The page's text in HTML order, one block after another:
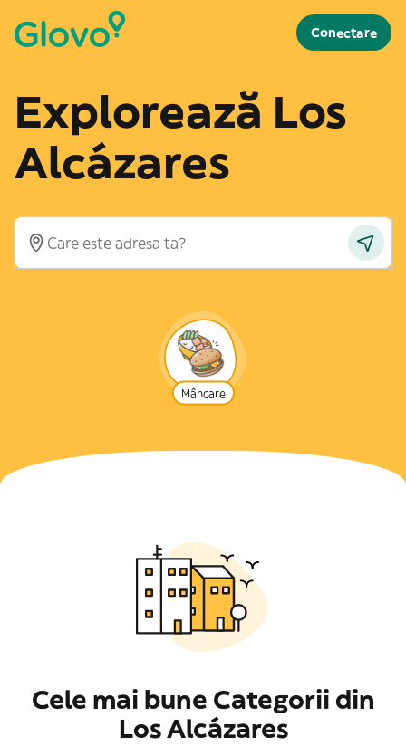
Conectare
Explorează Los
Alcázares
Mâncare
Cele mai bune Categorii din
Los Alcázares